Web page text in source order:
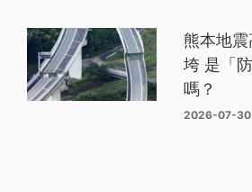
熊本地
垮 是「
嗎？
2026-07-30